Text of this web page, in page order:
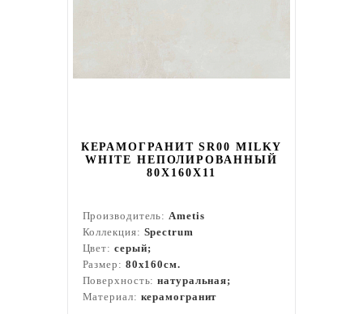
КЕРАМОГРАНИТ SR00 MILKY
WHITE НЕПОЛИРОВАННЫЙ
80X160Х11
Производитель:Ametis
Коллекция: Spectrum
Цвет: серый;
Размер: 80x160см.
Поверхность:натуральная;
Материал: керамогранит